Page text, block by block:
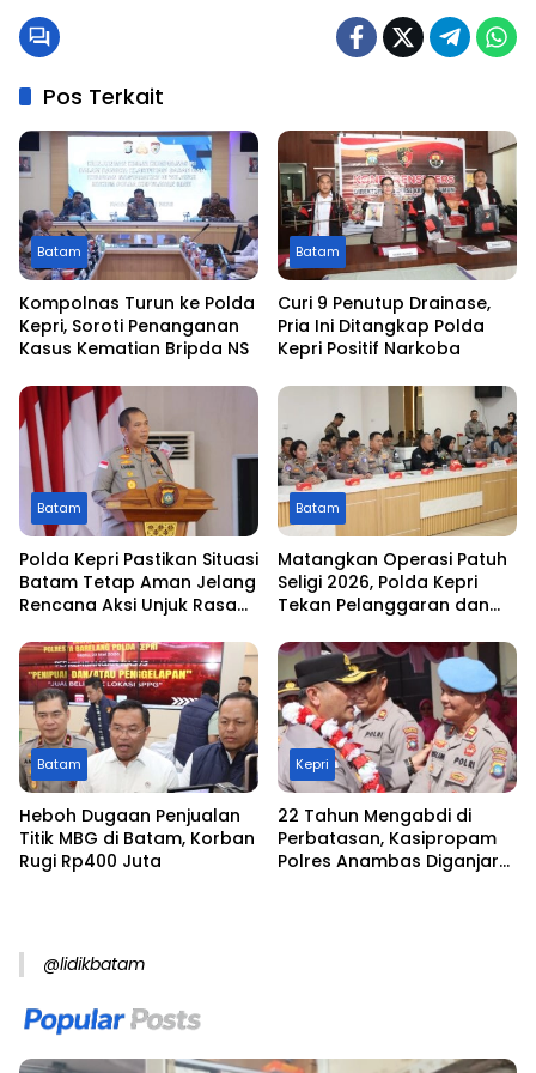
Pos Terkait
Batam
Kompolnas Turun ke Polda
Kepri, Soroti Penanganan
Kasus Kematian Bripda NS
Batam
Curi 9 Penutup Drainase,
Pria Ini Ditangkap Polda
Kepri Positif Narkoba
Batam
Polda Kepri Pastikan Situasi
Batam Tetap Aman Jelang
Rencana Aksi Unjuk Rasa
Batam
Matangkan Operasi Patuh
Seligi 2026, Polda Kepri
Tekan Pelanggaran dan
Batam
Heboh Dugaan Penjualan
Titik MBG di Batam, Korban
Rugi Rp400 Juta
Kepri
22 Tahun Mengabdi di
Perbatasan, Kasipropam
Polres Anambas Diganjar
@lidikbatam